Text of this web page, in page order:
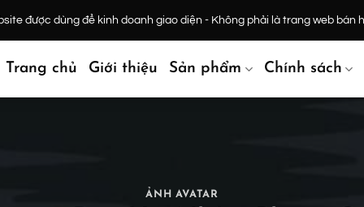
được dùng để kinh doanh giao diện - Không phải là trang web bán
Trang chủ Giới thiệu Sản phẩm Chính sách
ẢNH AVATAR